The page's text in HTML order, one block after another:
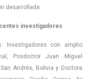
desarrollada.
investigadores
Investigadores con amplio
Posdoctor Juan Miguel
Andrés, Bolivia y Doctora